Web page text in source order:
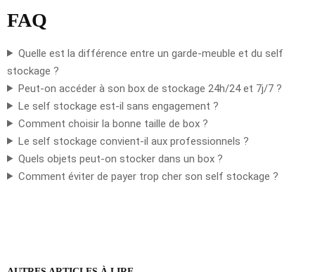
FAQ
Quelle est la différence entre un garde-meuble et du self
stockage ?
Peut-on accéder à son box de stockage 24h/24 et 7j/7 ?
Le self stockage est-il sans engagement ?
Comment choisir la bonne taille de box ?
Le self stockage convient-il aux professionnels ?
Quels objets peut-on stocker dans un box ?
Comment éviter de payer trop cher son self stockage ?